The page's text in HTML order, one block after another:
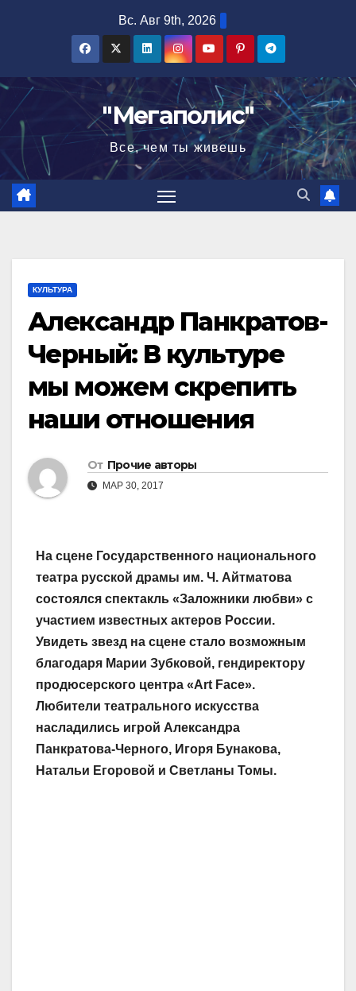
Вс. Авг 9th, 2026
"Мегаполис"
Все, чем ты живешь
КУЛЬТУРА
Александр Панкратов-
Черный: В культуре
мы можем скрепить
наши отношения
От Прочие авторы
МАР 30, 2017
На сцене Государственного национального
театра русской драмы им. Ч. Айтматова
состоялся спектакль «Заложники любви» с
участием известных актеров России.
Увидеть звезд на сцене стало возможным
благодаря Марии Зубковой, гендиректору
продюсерского центра «Art Face».
Любители театрального искусства
насладились игрой Александра
Панкратова-Черного, Игоря Бунакова,
Натальи Егоровой и Светланы Томы.